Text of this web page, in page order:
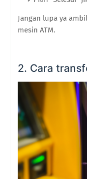
Jangan lupa ya
mesin ATM.
2. Cara